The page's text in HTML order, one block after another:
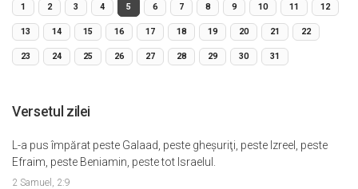
1 2 3 4 5 6 7 8 9 10 11 12
13 14 15 16 17 18 19 20 21 22
23 24 25 26 27 28 29 30 31
Versetul zilei
L-a pus împărat peste Galaad, peste gheşuriţi, peste Izreel, peste
Efraim, peste Beniamin, peste tot Israelul.
2 Samuel, 2:9